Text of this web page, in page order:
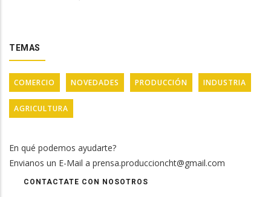
TEMAS
COMERCIO NOVEDADES PRODUCCIÓN INDUSTRIA
AGRICULTURA
En qué podemos ayudarte?
Envianos un E-Mail a prensa.produccioncht@gmail.com
CONTACTATE CON NOSOTROS